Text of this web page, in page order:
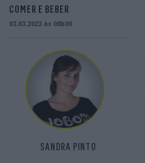
COMER E BEBER
03.03.2023 às 08h00
SANDRA PINTO